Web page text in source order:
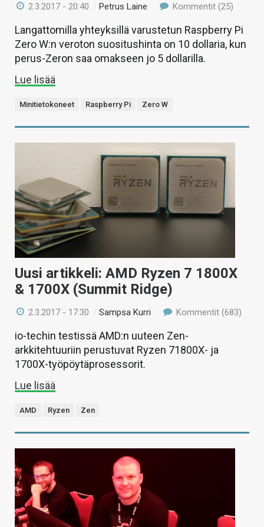
2.3.2017 - 20:40 /Petrus Laine Kommentit (25)
Langattomilla yhteyksillä varustetun Raspberry Pi
Zero W:n veroton suositushinta on 10 dollaria, kun
perus-Zeron saa omakseen jo 5 dollarilla.
Lue lisää
Minitietokoneet Raspberry Pi Zero W
Uusi artikkeli: AMD Ryzen 7 1800X
& 1700X (Summit Ridge)
2.3.2017 - 17:30 /Sampsa Kurri Kommentit (683)
io-techin testissä AMD:n uuteen Zen-
arkkitehtuuriin perustuvat Ryzen 71800X- ja
1700X-työpöytäprosessorit.
Lue lisää
AMD Ryzen Zen